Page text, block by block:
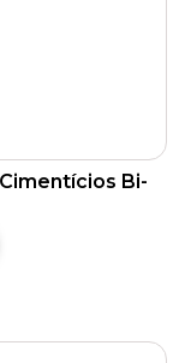
Bi-